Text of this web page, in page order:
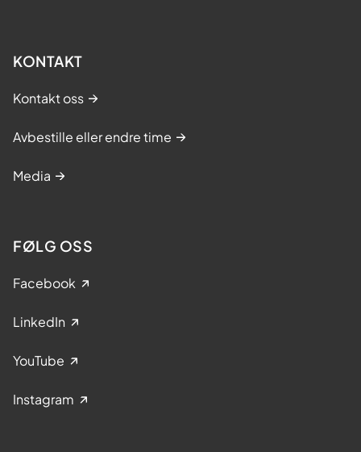
KONTAKT
Kontakt oss
Avbestille eller endre time
Media
FØLG OSS
Facebook
LinkedIn
YouTube
Instagram